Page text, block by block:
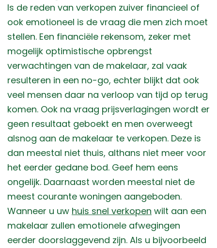
Is de reden van verkopen zuiver financieel of
ook emotioneel is de vraag die men zich moet
stellen. Een financiële rekensom, zeker met
mogelijk optimistische opbrengst
verwachtingen van de makelaar, zal vaak
resulteren in een no-go, echter blijkt dat ook
veel mensen daar na verloop van tijd op terug
komen. Ook na vraag prijsverlagingen wordt er
geen resultaat geboekt en men overweegt
alsnog aan de makelaar te verkopen. Deze is
dan meestal niet thuis, althans niet meer voor
het eerder gedane bod. Geef hem eens
ongelijk. Daarnaast worden meestal niet de
meest courante woningen aangeboden.
Wanneer u uw huis snel verkopen wilt aan een
makelaar zullen emotionele afwegingen
eerder doorslaggevend zijn. Als u bijvoorbeeld